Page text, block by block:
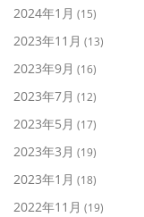
2024年1月 (15)
2023年11月 (13)
2023年9月 (16)
2023年7月 (12)
2023年5月 (17)
2023年3月 (19)
2023年1月 (18)
2022年11月 (19)